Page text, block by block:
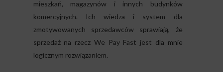
mieszkań, magazynów i innych budynków
komercyjnych. Ich wiedza i system dla
zmotywowanych sprzedawców sprawiają, że
sprzedaż na rzecz We Pay Fast jest dla mnie
logicznym rozwiązaniem.